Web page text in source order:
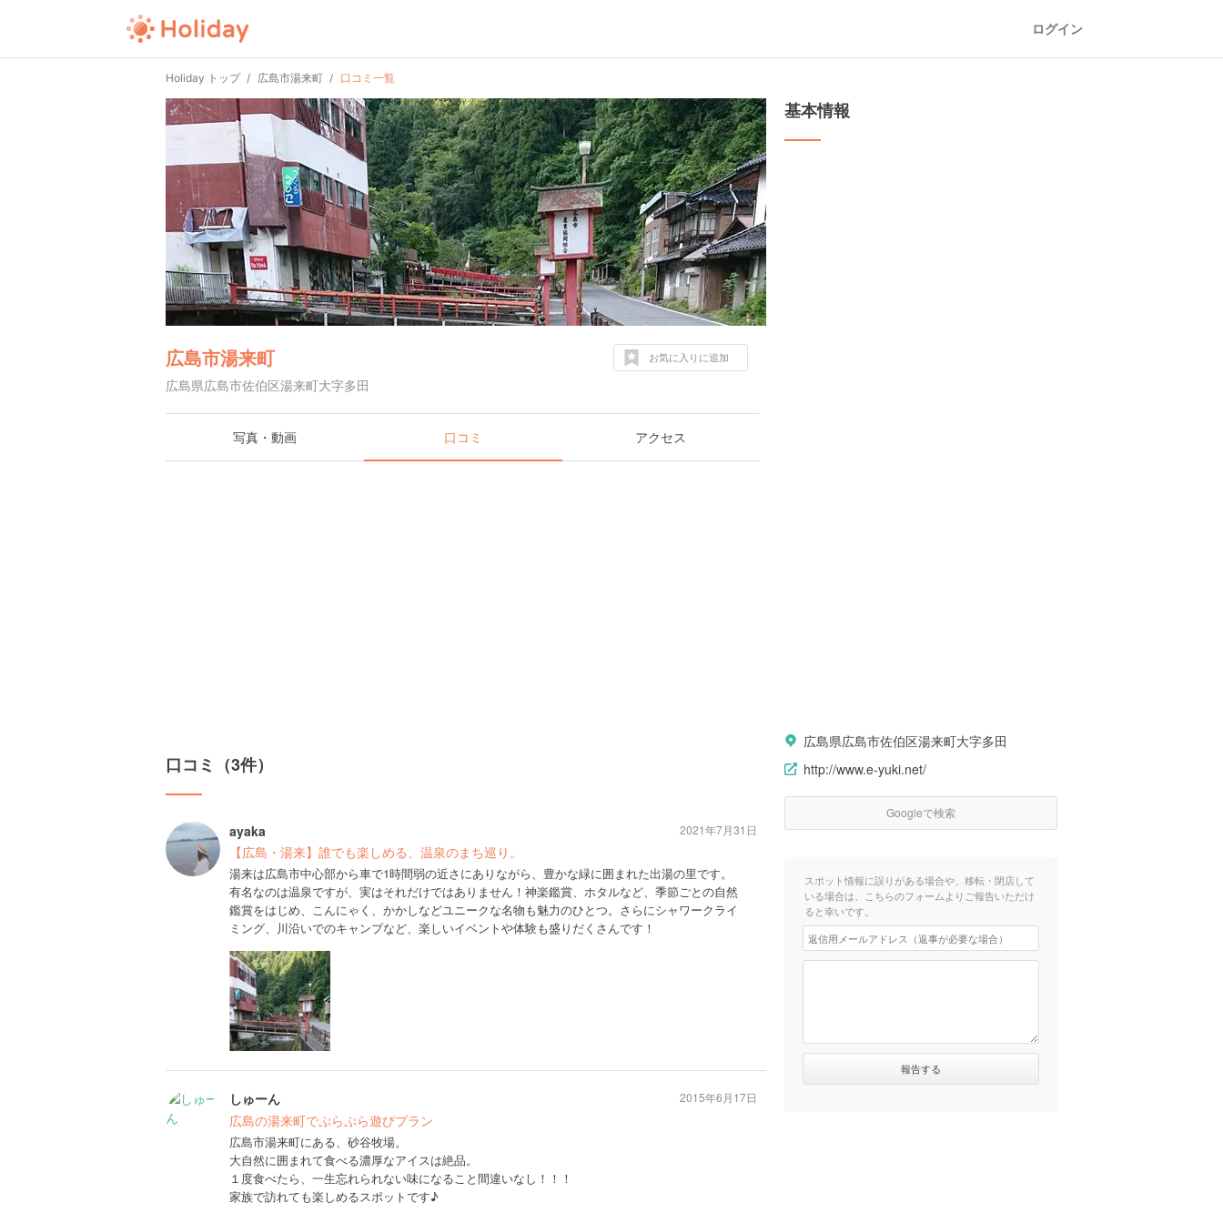
ログイン
Holiday トップ 広島市湯来町 口コミ一覧
広島市湯来町
広島県広島市佐伯区湯来町大字多田
お気に入りに追加
写真・動画 口コミ アクセス
口コミ（3件）
ayaka
【広島・湯来】誰でも楽しめる、温泉のまち巡り。
湯来は広島市中心部から車で1時間弱の近さにありながら、豊かな緑に囲まれた出湯の里です。
有名なのは温泉ですが、実はそれだけではありません！神楽鑑賞、ホタルなど、季節ごとの自然
鑑賞をはじめ、こんにゃく、かかしなどユニークな名物も魅力のひとつ。さらにシャワークライ
ミング、川沿いでのキャンプなど、楽しいイベントや体験も盛りだくさんです！
2021年7月31日
しゅーん
広島の湯来町でぷらぷら遊びプラン
広島市湯来町にある、砂谷牧場。
大自然に囲まれて食べる濃厚なアイスは絶品。
１度食べたら、一生忘れられない味になること間違いなし！！！
家族で訪れても楽しめるスポットです♪
2015年6月17日
基本情報
広島県広島市佐伯区湯来町大字多田
http://www.e-yuki.net/
Googleで検索
スポット情報に誤りがある場合や、移転・閉店して
いる場合は、こちらのフォームよりご報告いただけ
ると幸いです。